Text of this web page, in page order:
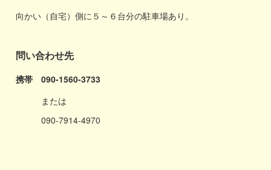
向かい（自宅）側に５～６台分の駐車場あり。
問い合わせ先
携帯 090-1560-3733
または
090-7914-4970